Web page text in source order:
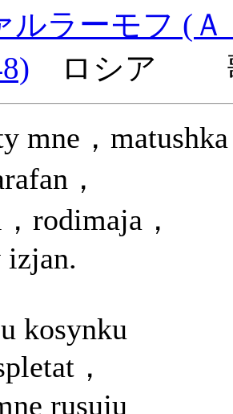
ルラーモフ (Ａ
ロシア 歌
mne，
，
rodimaja，
izjan.
kosynku
，
rusuju